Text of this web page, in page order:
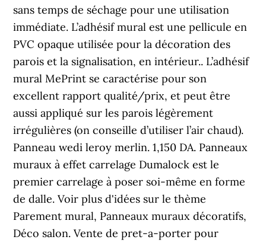
sans temps de séchage pour une utilisation
immédiate. L’adhésif mural est une pellicule en
PVC opaque utilisée pour la décoration des
parois et la signalisation, en intérieur.. L’adhésif
mural MePrint se caractérise pour son
excellent rapport qualité/prix, et peut être
aussi appliqué sur les parois légèrement
irrégulières (on conseille d’utiliser l’air chaud).
Panneau wedi leroy merlin. 1,150 DA. Panneaux
muraux à effet carrelage Dumalock est le
premier carrelage à poser soi-même en forme
de dalle. Voir plus d'idées sur le thème
Parement mural, Panneaux muraux décoratifs,
Déco salon. Vente de pret-a-porter pour